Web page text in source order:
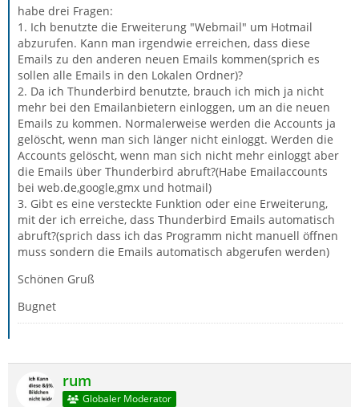
habe drei Fragen:
1. Ich benutzte die Erweiterung "Webmail" um Hotmail
abzurufen. Kann man irgendwie erreichen, dass diese
Emails zu den anderen neuen Emails kommen(sprich es
sollen alle Emails in den Lokalen Ordner)?
2. Da ich Thunderbird benutzte, brauch ich mich ja nicht
mehr bei den Emailanbietern einloggen, um an die neuen
Emails zu kommen. Normalerweise werden die Accounts ja
gelöscht, wenn man sich länger nicht einloggt. Werden die
Accounts gelöscht, wenn man sich nicht mehr einloggt aber
die Emails über Thunderbird abruft?(Habe Emailaccounts
bei web.de,google,gmx und hotmail)
3. Gibt es eine versteckte Funktion oder eine Erweiterung,
mit der ich erreiche, dass Thunderbird Emails automatisch
abruft?(sprich dass ich das Programm nicht manuell öffnen
muss sondern die Emails automatisch abgerufen werden)
Schönen Gruß
Bugnet
rum
Globaler Moderator